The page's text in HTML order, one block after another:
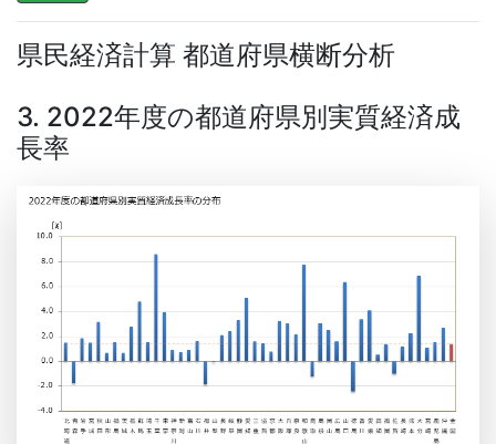
県民経済計算 都道府県横断分析
3. 2022年度の都道府県別実質経済成
長率